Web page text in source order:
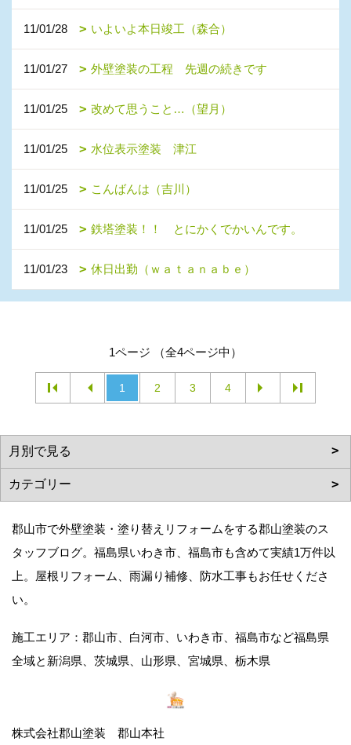
11/01/28 いよいよ本日竣工（森合）
11/01/27 外壁塗装の工程 先週の続きです
11/01/25 改めて思うこと…（望月）
11/01/25 水位表示塗装 津江
11/01/25 こんばんは（吉川）
11/01/25 鉄塔塗装！！ とにかくでかいんです。
11/01/23 休日出勤（ｗａｔａｎａｂｅ）
1ページ （全4ページ中）
1 2 3 4
郡山市で外壁塗装・塗り替えリフォームをする郡山塗装のス
タッフブログ。福島県いわき市、福島市も含めて実績1万件以
上。屋根リフォーム、雨漏り補修、防水工事もお任せくださ
い。
施工エリア：郡山市、白河市、いわき市、福島市など福島県
全域と新潟県、茨城県、山形県、宮城県、栃木県
株式会社郡山塗装 郡山本社